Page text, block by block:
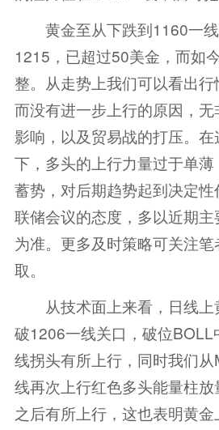
黄金至从下跌到1160一线
1215，已超过50美金，而如
整。从走势上我们可以看出行
而没有进一步上行的原因，
影响，以及贸易战的打压。
下，多头的上行力量过于单
蓄势，对后期趋势起到决定
联储会议的态度，多以近期
为准。更多及时策略可关注
取。
从技术面上来看，日线上
破1206一线关口，破位BOLL
线拐头有所上行，同时我们
线再次上行红色多头能量柱
之后有所上行，这也表明黄